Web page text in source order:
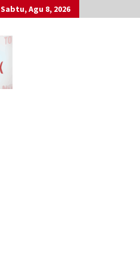
Sabtu, Agu 8, 2026